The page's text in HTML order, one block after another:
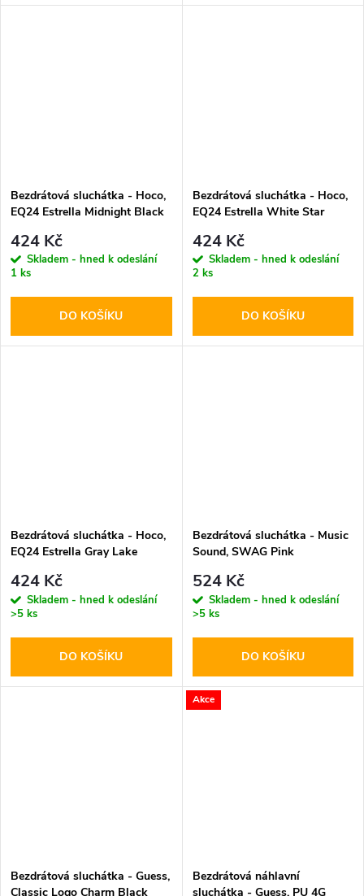
Bezdrátová sluchátka - Hoco,
EQ24 Estrella Midnight Black
424 Kč
Skladem - hned k odeslání
1 ks
DO KOŠÍKU
Bezdrátová sluchátka - Hoco,
EQ24 Estrella White Star
424 Kč
Skladem - hned k odeslání
2 ks
DO KOŠÍKU
Bezdrátová sluchátka - Hoco,
EQ24 Estrella Gray Lake
424 Kč
Skladem - hned k odeslání
>5 ks
DO KOŠÍKU
Bezdrátová sluchátka - Music
Sound, SWAG Pink
524 Kč
Skladem - hned k odeslání
>5 ks
DO KOŠÍKU
Bezdrátová sluchátka - Guess,
Classic Logo Charm Black
Akce
Bezdrátová náhlavní
sluchátka - Guess, PU 4G